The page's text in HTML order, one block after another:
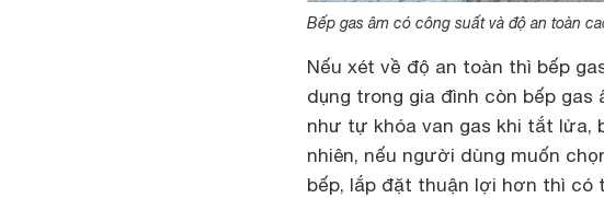
Bếp gas âm có công suất và độ an toàn
Nếu xét về độ an toàn thì bếp
dụng trong gia đình còn bếp
như tự khóa van gas khi tắt lửa,
nhiên, nếu người dùng muốn
bếp, lắp đặt thuận lợi hơn thì